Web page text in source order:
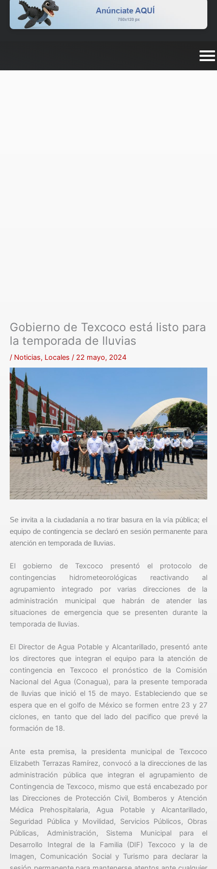
Gobierno de Texcoco está listo para
la temporada de lluvias
/ Noticias, Locales / 22 mayo, 2024
Se invita a la ciudadanía a no tirar basura en la vía pública; el
equipo de contingencia se declaró en sesión permanente para
atención en temporada de lluvias.
El gobierno de Texcoco presentó el protocolo de
contingencias hidrometeorológicas reactivando al
agrupamiento integrado por varias direcciones de la
administración municipal que habrán de atender las
situaciones de emergencia que se presenten durante la
temporada de lluvias.
El Director de Agua Potable y Alcantarillado, presentó ante
los directores que integran el equipo para la atención de
contingencia en Texcoco el pronóstico de la Comisión
Nacional del Agua (Conagua), para la presente temporada
de lluvias que inició el 15 de mayo. Estableciendo que se
espera que en el golfo de México se formen entre 23 y 27
ciclones, en tanto que del lado del pacifico que prevé la
formación de 18.
Ante esta premisa, la presidenta municipal de Texcoco
Elizabeth Terrazas Ramírez, convocó a la direcciones de las
administración pública que integran el agrupamiento de
Contingencia de Texcoco, mismo que está encabezado por
las Direcciones de Protección Civil, Bomberos y Atención
Médica Prehospitalaria, Agua Potable y Alcantarillado,
Seguridad Pública y Movilidad, Servicios Públicos, Obras
Públicas, Administración, Sistema Municipal para el
Desarrollo Integral de la Familia (DIF) Texcoco y la de
Imagen, Comunicación Social y Turismo para declarar la